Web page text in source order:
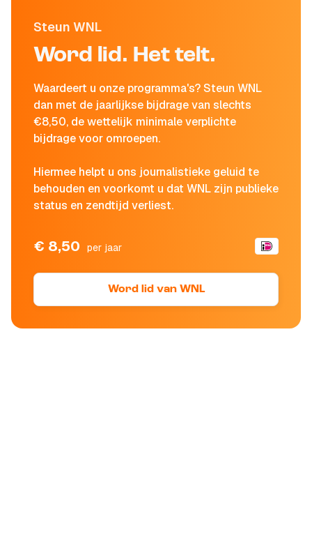
Steun WNL
Word lid. Het telt.
Waardeert u onze programma's? Steun WNL
dan met de jaarlijkse bijdrage van slechts
€8,50, de wettelijk minimale verplichte
bijdrage voor omroepen.
Hiermee helpt u ons journalistieke geluid te
behouden en voorkomt u dat WNL zijn publieke
status en zendtijd verliest.
€ 8,50 per jaar
Word lid van WNL